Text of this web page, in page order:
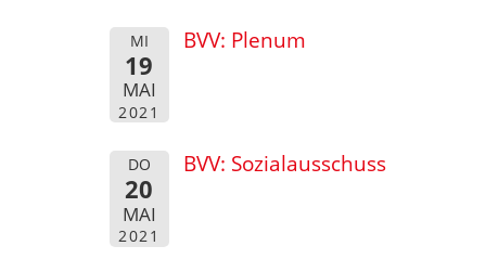
MI
19
MAI
2021
BVV: Plenum
DO
20
MAI
2021
BVV: Sozialausschuss